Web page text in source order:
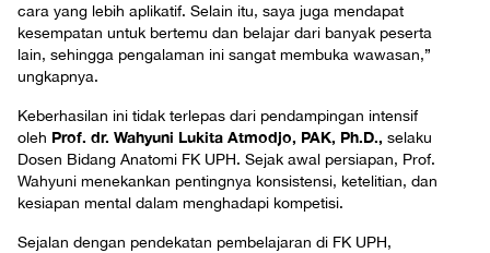
cara yang lebih aplikatif. Selain itu, saya juga mendapat
kesempatan untuk bertemu dan belajar dari banyak peserta
lain, sehingga pengalaman ini sangat membuka wawasan,”
ungkapnya.
Keberhasilan ini tidak terlepas dari pendampingan intensif
oleh Prof. dr. Wahyuni Lukita Atmodjo, PAK, Ph.D., selaku
Dosen Bidang Anatomi FK UPH. Sejak awal persiapan, Prof.
Wahyuni menekankan pentingnya konsistensi, ketelitian, dan
kesiapan mental dalam menghadapi kompetisi.
Sejalan dengan pendekatan pembelajaran di FK UPH,